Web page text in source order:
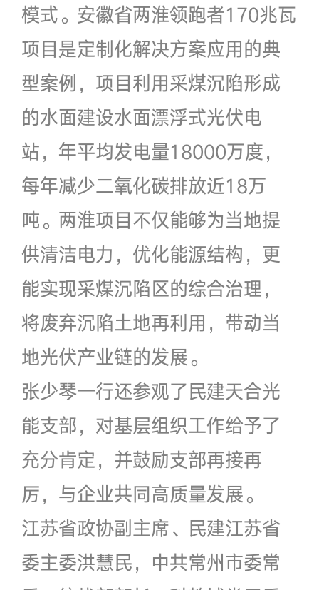
模式。安徽省两淮领跑者170兆瓦
项目是定制化解决方案应用的典
型案例，项目利用采煤沉陷形成
的水面建设水面漂浮式光伏电
站，年平均发电量18000万度，
每年减少二氧化碳排放近18万
吨。两淮项目不仅能够为当地提
供清洁电力，优化能源结构，更
能实现采煤沉陷区的综合治理，
将废弃沉陷土地再利用，带动当
地光伏产业链的发展。
张少琴一行还参观了民建天合光
能支部，对基层组织工作给予了
充分肯定，并鼓励支部再接再
厉，与企业共同高质量发展。
江苏省政协副主席、民建江苏省
委主委洪慧民，中共常州市委常